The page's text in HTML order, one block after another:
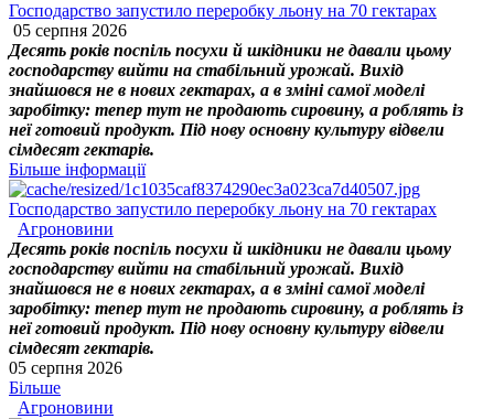
Господарство запустило переробку льону на 70 гектарах
05 серпня 2026
Десять років поспіль посухи й шкідники не давали цьому
господарству вийти на стабільний урожай. Вихід
знайшовся не в нових гектарах, а в зміні самої моделі
заробітку: тепер тут не продають сировину, а роблять із
неї готовий продукт. Під нову основну культуру відвели
сімдесят гектарів.
Більше інформації
Господарство запустило переробку льону на 70 гектарах
Агроновини
Десять років поспіль посухи й шкідники не давали цьому
господарству вийти на стабільний урожай. Вихід
знайшовся не в нових гектарах, а в зміні самої моделі
заробітку: тепер тут не продають сировину, а роблять із
неї готовий продукт. Під нову основну культуру відвели
сімдесят гектарів.
05 серпня 2026
Більше
Агроновини